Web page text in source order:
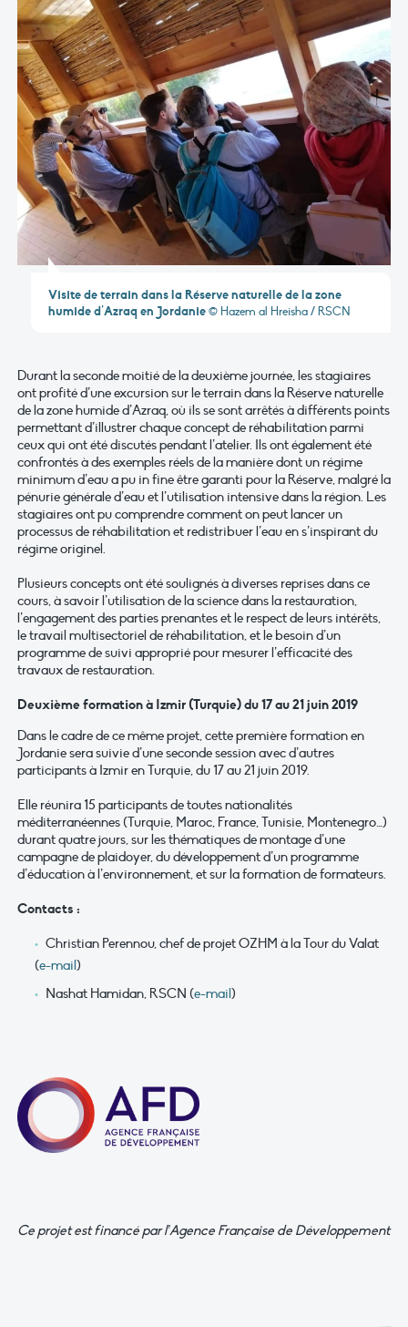
Visite de terrain dans la Réserve naturelle de la zone
humide d’Azraq en Jordanie© Hazem al Hreisha / RSCN
Durant la seconde moitié de la deuxième journée, les stagiaires
ont profité d’une excursion sur le terrain dans la Réserve naturelle
de la zone humide d’Azraq, où ils se sont arrêtés à différents points
permettant d’illustrer chaque concept de réhabilitation parmi
ceux qui ont été discutés pendant l’atelier. Ils ont également été
confrontés à des exemples réels de la manière dont un régime
minimum d’eau a pu in fine être garanti pour la Réserve, malgré la
pénurie générale d’eau et l’utilisation intensive dans la région. Les
stagiaires ont pu comprendre comment on peut lancer un
processus de réhabilitation et redistribuer l’eau en s’inspirant du
régime originel.
Plusieurs concepts ont été soulignés à diverses reprises dans ce
cours, à savoir l’utilisation de la science dans la restauration,
l’engagement des parties prenantes et le respect de leurs intérêts,
le travail multisectoriel de réhabilitation, et le besoin d’un
programme de suivi approprié pour mesurer l’efficacité des
travaux de restauration.
Deuxième formation à Izmir (Turquie) du 17 au 21 juin 2019
Dans le cadre de ce même projet, cette première formation en
Jordanie sera suivie d’une seconde session avec d’autres
participants à Izmir en Turquie, du 17 au 21 juin 2019.
Elle réunira 15 participants de toutes nationalités
méditerranéennes (Turquie, Maroc, France, Tunisie, Montenegro…)
durant quatre jours, sur les thématiques de montage d’une
campagne de plaidoyer, du développement d’un programme
d’éducation à l’environnement, et sur la formation de formateurs.
Contacts :
Christian Perennou, chef de projet OZHM à la Tour du Valat
(e-mail)
Nashat Hamidan, RSCN (e-mail)
Ce projet est financé par l’Agence Française de Développement